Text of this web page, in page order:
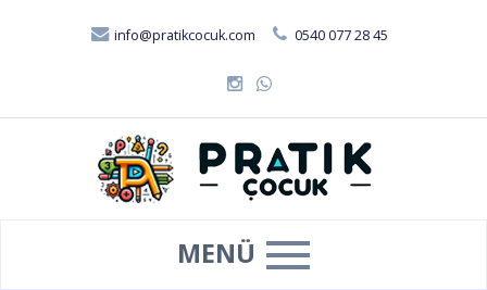
info@pratikcocuk.com 0540 077 28 45
MENÜ